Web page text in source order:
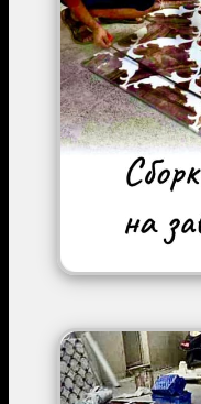
Image